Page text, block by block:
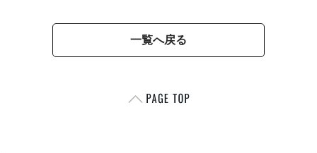
一覧へ戻る